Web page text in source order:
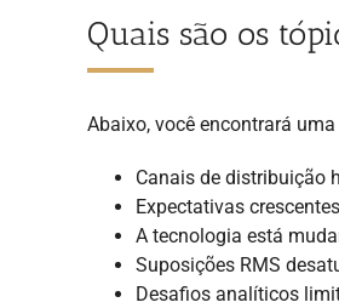
Quais são os
Abaixo, você encontrará
Canais de distribuição
Expectativas
A tecnologia está
Suposições RMS
Desafios analíticos